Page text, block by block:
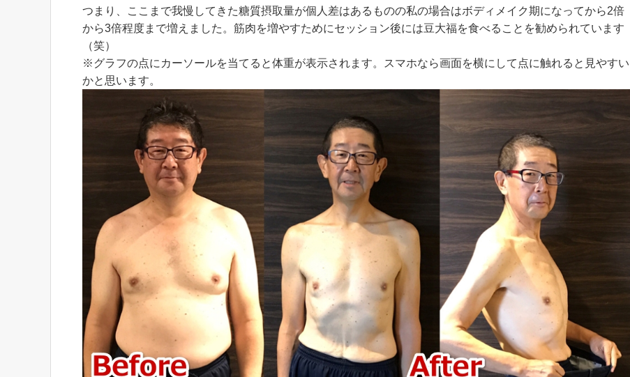
つまり、ここまで我慢してきた糖質摂取量が個人差はあるものの私の場合はボディメイク期になってから2倍
から3倍程度まで増えました。筋肉を増やすためにセッション後には豆大福を食べることを勧められています
（笑）
※グラフの点にカーソールを当てると体重が表示されます。スマホなら画面を横にして点に触れると見やすい
かと思います。